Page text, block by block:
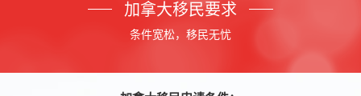
加拿大移民要求
条件宽松，移民无忧